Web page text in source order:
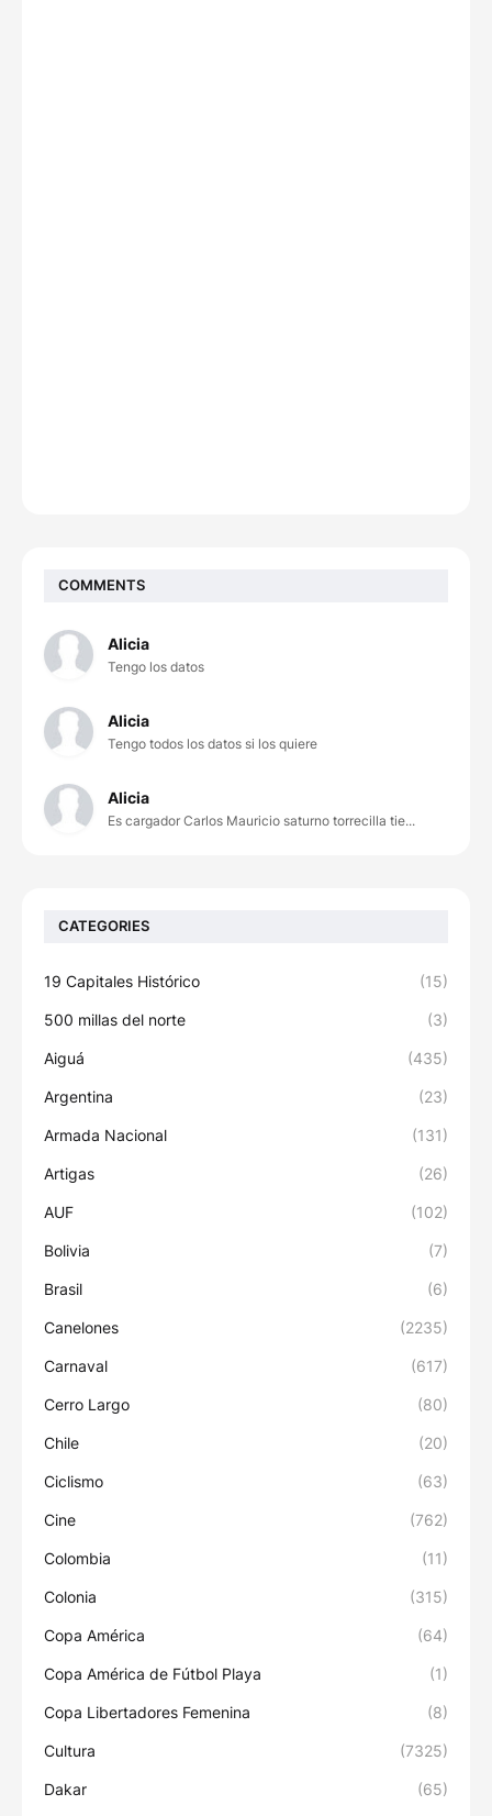
COMMENTS
Alicia
Tengo los datos
Alicia
Tengo todos los datos si los quiere
Alicia
Es cargador Carlos Mauricio saturno torrecilla tie...
CATEGORIES
19 Capitales Histórico (15)
500 millas del norte (3)
Aiguá (435)
Argentina (23)
Armada Nacional (131)
Artigas (26)
AUF (102)
Bolivia (7)
Brasil (6)
Canelones (2235)
Carnaval (617)
Cerro Largo (80)
Chile (20)
Ciclismo (63)
Cine (762)
Colombia (11)
Colonia (315)
Copa América (64)
Copa América de Fútbol Playa (1)
Copa Libertadores Femenina (8)
Cultura (7325)
Dakar (65)